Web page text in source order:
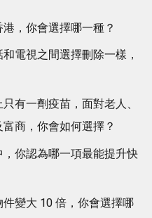
，你會選擇哪一種？
電視之間選擇刪除一樣，
有一劑疫苗，面對老人、
商，你會如何選擇？
你認為哪一項最能提升快
變大 10 倍，你會選擇哪